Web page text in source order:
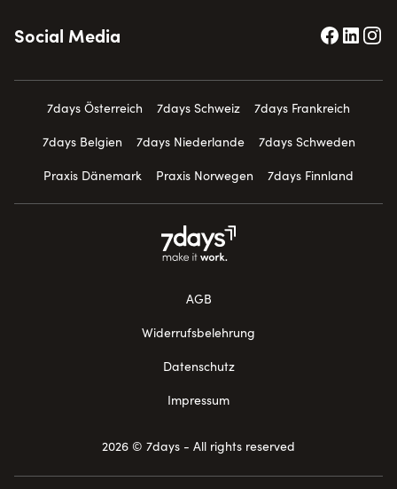
Social Media
7days Österreich 7days Schweiz
7days Frankreich
7days Belgien
7days Niederlande
7days Schweden
Praxis Dänemark
Praxis Norwegen 7days Finnland
AGB
Widerrufsbelehrung
Datenschutz
Impressum
2026 © 7days - All rights reserved